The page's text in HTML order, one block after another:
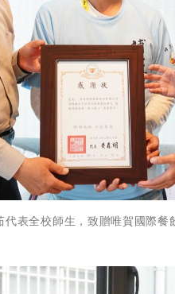
代表全校師生，致贈唯賀國際